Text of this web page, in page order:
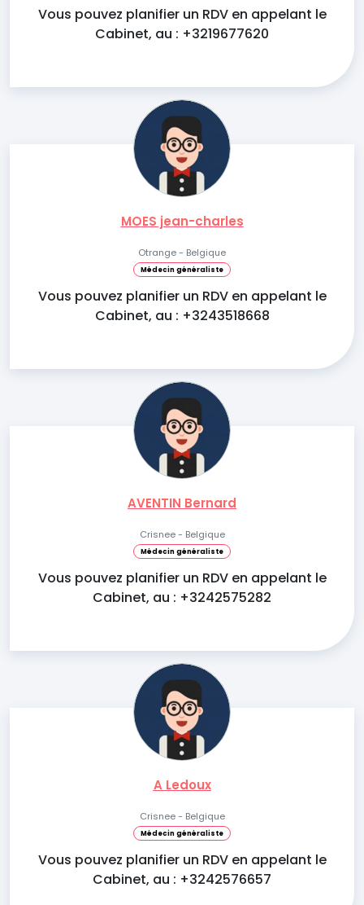
Vous pouvez planifier un RDV en appelant le
Cabinet, au : +3219677620
MOES jean-charles
Otrange - Belgique
Médecin généraliste
Vous pouvez planifier un RDV en appelant le
Cabinet, au : +3243518668
AVENTIN Bernard
Crisnee - Belgique
Médecin généraliste
Vous pouvez planifier un RDV en appelant le
Cabinet, au : +3242575282
A Ledoux
Crisnee - Belgique
Médecin généraliste
Vous pouvez planifier un RDV en appelant le
Cabinet, au : +3242576657